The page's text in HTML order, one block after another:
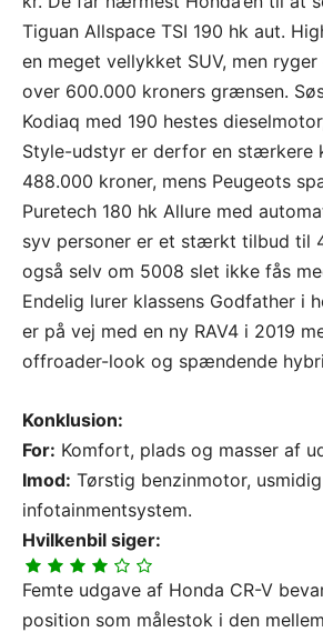
Tiguan Allspace TSI 190 hk aut.
en meget vellykket SUV, men
over 600.000 kroners grænsen.
Kodiaq med 190 hestes
Style-udstyr er derfor en stærkere
488.000 kroner, mens Peugeots
Puretech 180 hk Allure med
syv personer er et stærkt tilbud til
også selv om 5008 slet ikke fås
Endelig lurer klassens Godfather i
er på vej med en ny RAV4 i 2019
offroader-look og spændende
Konklusion:
For: Komfort, plads og masser af
Imod: Tørstig benzinmotor, usmidig
infotainmentsystem.
Hvilkenbil siger:
Femte udgave af Honda CR-V
position som målestok i den